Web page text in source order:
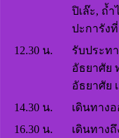
ปิเล๊ะ, ถ้
ปะการัง
12.30 น.
รับประท
อัธยาศัย
อัธยาศัย
14.30 น.
เดินทาง
16.30 น.
เดินทาง